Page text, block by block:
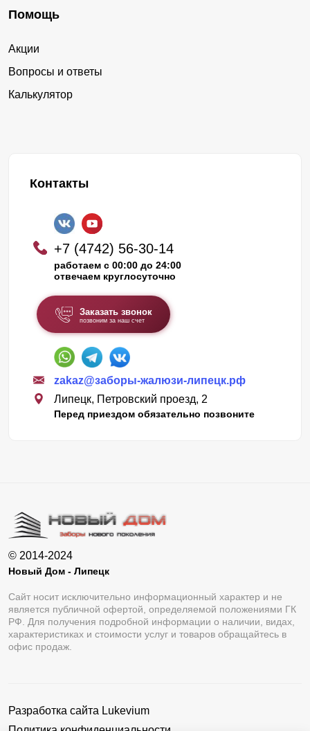
Помощь
Акции
Вопросы и ответы
Калькулятор
Контакты
+7 (4742) 56-30-14
работаем с 00:00 до 24:00
отвечаем круглосуточно
Заказать звонок
позвоним за наш счет
zakaz@заборы-жалюзи-липецк.рф
Липецк, Петровский проезд, 2
Перед приездом обязательно позвоните
© 2014-2024
Новый Дом - Липецк
Сайт носит исключительно информационный характер и не
является публичной офертой, определяемой положениями ГК
РФ. Для получения подробной информации о наличии, видах,
характеристиках и стоимости услуг и товаров обращайтесь в
офис продаж.
Разработка сайта Lukevium